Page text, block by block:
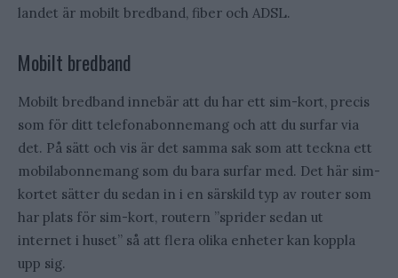
landet är mobilt bredband, fiber och ADSL.
Mobilt bredband
Mobilt bredband innebär att du har ett sim-kort, precis
som för ditt telefonabonnemang och att du surfar via
det. På sätt och vis är det samma sak som att teckna ett
mobilabonnemang som du bara surfar med. Det här sim-
kortet sätter du sedan in i en särskild typ av router som
har plats för sim-kort, routern ”sprider sedan ut
internet i huset” så att flera olika enheter kan koppla
upp sig.